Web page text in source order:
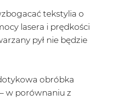
tekstylia o
lasera i prędkości
pył nie będzie
obróbka
w porównaniu z